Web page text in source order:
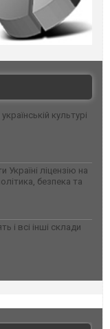
культурі
ліцензію на
безпека та
і всі інші склади